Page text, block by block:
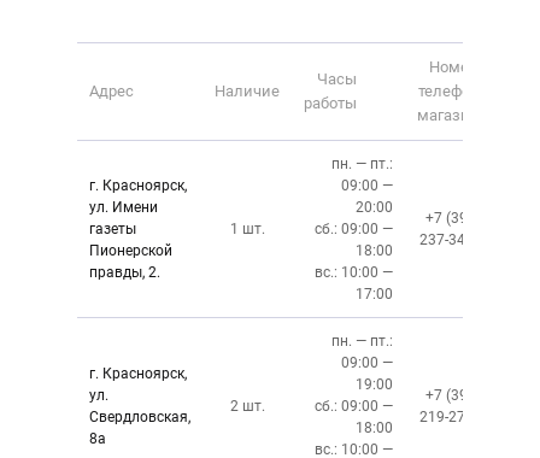
Адрес Наличие
Часы
работы
Номер
телефона
магазина
г. Красноярск,
ул. Имени
газеты
Пионерской
правды, 2.
1 шт.
пн. — пт.:
09:00 —
20:00
сб.: 09:00 —
18:00
вс.: 10:00 —
17:00
+7 (391)
237-34-34
г. Красноярск,
ул.
Свердловская,
8а
2 шт.
пн. — пт.:
09:00 —
19:00
сб.: 09:00 —
18:00
вс.: 10:00 —
+7 (391)
219-27-50